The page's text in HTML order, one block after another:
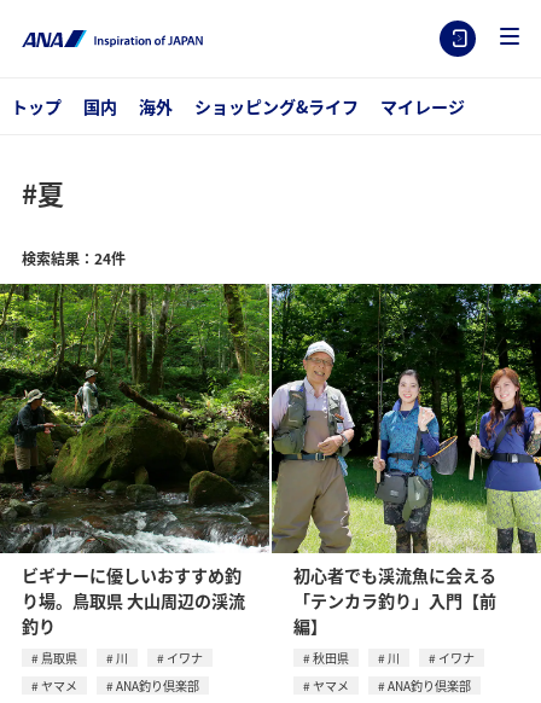
トップ 国内 海外 ショッピング&ライフ マイレージ
#夏
検索結果：24件
ビギナーに優しいおすすめ釣
り場。鳥取県 大山周辺の渓流
釣り
鳥取県 川
イワナ
ヤマメ
ANA釣り倶楽部
初心者でも渓流魚に会える
「テンカラ釣り」入門【前
編】
秋田県 川
イワナ
ヤマメ
ANA釣り倶楽部